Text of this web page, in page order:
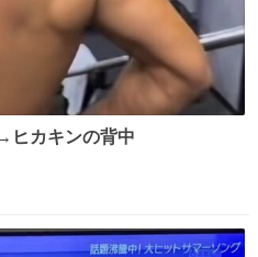
ヒカキンの背中